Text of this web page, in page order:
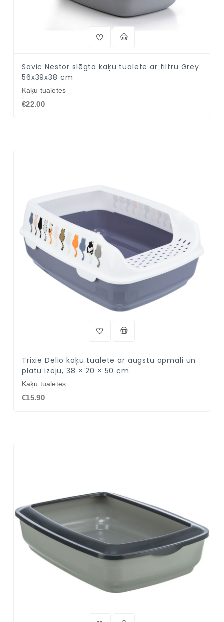
Savic Nestor slēgta kaķu tualete ar filtru Grey
56x39x38 cm
Kaķu tualetes
€22.00
Trixie Delio kaķu tualete ar augstu apmali un
platu izeju, 38 × 20 × 50 cm
Kaķu tualetes
€15.90